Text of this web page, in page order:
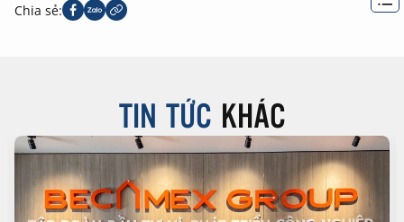
Chia sẻ:
TIN TỨC KHÁC